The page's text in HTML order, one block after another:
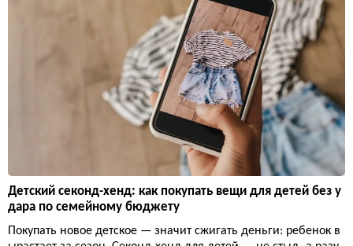
Детский секонд-хенд: как покупать вещи для детей без у
дара по семейному бюджету
Покупать новое детское — значит сжигать деньги: ребенок в